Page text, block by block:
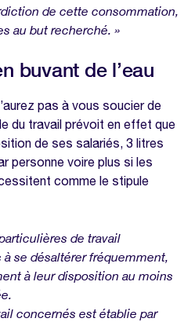
de cette consommation,
au but recherché. »
buvant de l’eau
pas à vous soucier de
du travail prévoit en effet que
de ses salariés, 3 litres
personne voire plus si les
comme le stipule
de travail
se désaltérer fréquemment,
à leur disposition au moins
concernés est établie par